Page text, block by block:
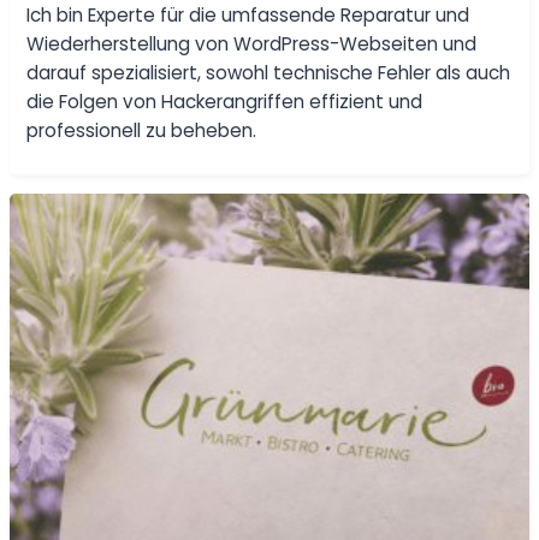
Ich bin Experte für die umfassende Reparatur und
Wiederherstellung von WordPress-Webseiten und
darauf spezialisiert, sowohl technische Fehler als auch
die Folgen von Hackerangriffen effizient und
professionell zu beheben.